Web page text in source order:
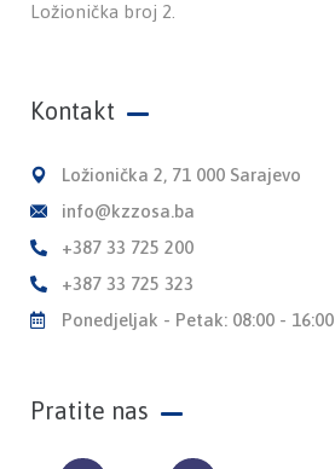
Ložionička broj 2.
Kontakt
Ložionička 2, 71 000 Sarajevo
info@kzzosa.ba
+387 33 725 200
+387 33 725 323
Ponedjeljak - Petak: 08:00 - 16:00
Pratite nas